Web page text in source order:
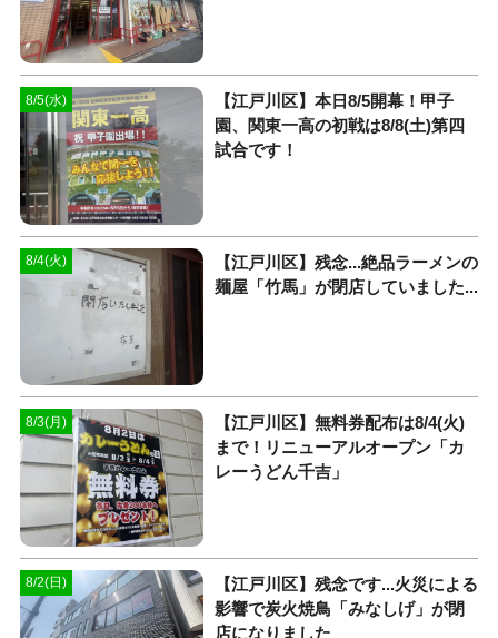
8/5(水)
【江戸川区】本日8/5開幕！甲子
園、関東一高の初戦は8/8(土)第四
試合です！
8/4(火)
【江戸川区】残念...絶品ラーメンの
麺屋「竹馬」が閉店していました...
8/3(月)
【江戸川区】無料券配布は8/4(火)
まで！リニューアルオープン「カ
レーうどん千吉」
8/2(日)
【江戸川区】残念です...火災による
影響で炭火焼鳥「みなしげ」が閉
店になりました